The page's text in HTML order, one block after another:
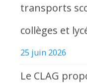
transports
collèges et
25 juin 2026
Le CLAG